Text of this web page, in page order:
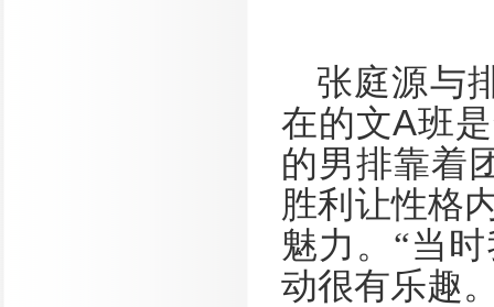
张庭源与
在的文A班
的男排靠着
胜利让性格
魅力。“当
动很有乐趣